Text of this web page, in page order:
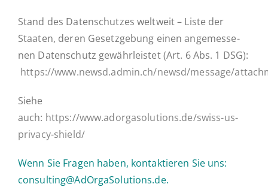
Stand des Da­ten­schut­zes welt­weit – Liste der
Staaten, deren Ge­setz­ge­bung einen an­ge­mes­se­
nen Daten­schutz ge­währ­leis­tet (Art. 6 Abs. 1 DSG):
https://www.newsd.admin.ch/newsd/message/
Siehe
auch: https://www.adorgasolutions.de/swiss-us-
privacy-shield/
Wenn Sie Fragen haben, kon­tak­tie­ren Sie uns:
consulting@AdOrgaSolutions.de.